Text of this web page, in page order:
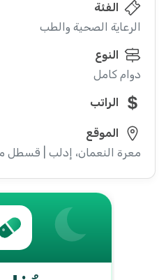
الفئة
الرعاية الصحية والطب
النوع
دوام كامل
الراتب
الموقع
معرة النعمان، إدلب | قسطل